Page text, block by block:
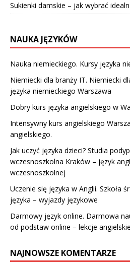
Sukienki damskie – jak wybrać
NAUKA JĘZYKÓW
Nauka niemieckiego. Kursy języka
Niemiecki dla branży IT. Niemiecki
języka niemieckiego Warszawa
Dobry kurs języka angielskiego w
Intensywny kurs angielskiego
angielskiego.
Jak uczyć języka dzieci? Studia
wczesnoszkolna Kraków – język
wczesnoszkolnej
Uczenie się języka w Anglii. Szkoła
języka – wyjazdy językowe
Darmowy język online. Darmowa
od podstaw online – lekcje
NAJNOWSZE KOMENTARZE